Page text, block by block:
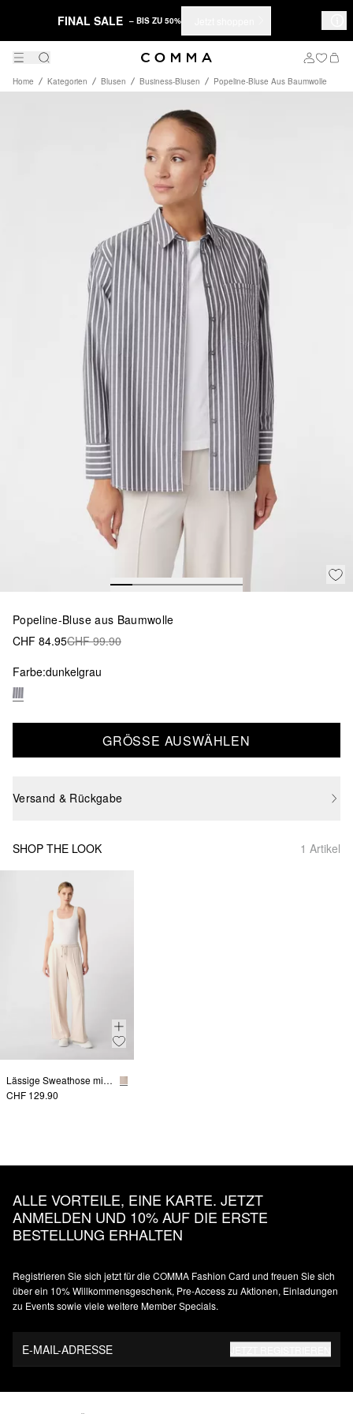
FINAL SALE – BIS ZU 50%
Home Kategorien Blusen Business-Blusen Popeline-Bluse Aus Baumwolle
Popeline-Bluse aus Baumwolle
CHF 84.95CHF 99.90
Farbe:dunkelgrau
GRÖSSE AUSWÄHLEN
Versand & Rückgabe
SHOP THE LOOK 1 Artikel
Lässige Sweathose mit Wide Leg
CHF 129.90
ALLE VORTEILE, EINE KARTE. JETZT
ANMELDEN UND 10% AUF DIE ERSTE
BESTELLUNG ERHALTEN
Registrieren Sie sich jetzt für die COMMA Fashion Card und freuen Sie sich
über ein 10% Willkommensgeschenk, Pre-Access zu Aktionen, Einladungen
zu Events sowie viele weitere Member Specials.
E-MAIL-ADRESSE